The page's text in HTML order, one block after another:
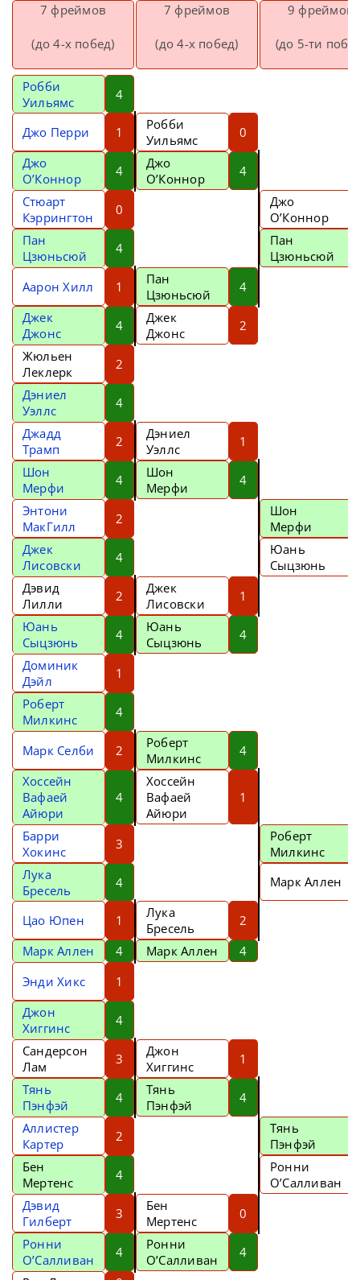
7 фреймов
(до 4-х побед)
7 фреймов
(до 4-х побед)
9 фреймов
(до 5-ти
Робби
Уильямс
4
Джо Перри 1
Робби
Уильямс
0
Джо
О’Коннор
4
Джо
О’Коннор
4
Стюарт
Кэррингтон
0
Джо
О’Коннор
Пан
Цзюньсюй
4
Пан
Цзюньсюй
Аарон Хилл
1
Пан
Цзюньсюй
4
Джек
Джонс
4
Джек
Джонс
2
Жюльен
Леклерк
2
Дэниел
Уэллс
4
Джадд
Трамп
2
Дэниел
Уэллс
1
Шон
Мерфи
4
Шон
Мерфи
4
Энтони
МакГилл
2
Шон
Мерфи
Джек
Лисовски
4
Юань
Сыцзюнь
Дэвид
Лилли
2
Джек
Лисовски
1
Юань
Сыцзюнь
4
Юань
Сыцзюнь
4
Доминик
Дэйл
1
Роберт
Милкинс
4
Марк Селби 2
Роберт
Милкинс
4
Хоссейн
Вафаей
Айюри
4
Хоссейн
Вафаей
Айюри
1
Барри
Хокинс
3
Роберт
Милкинс
Лука
Бресель
4 Марк Аллен
Цао Юпен 1
Лука
Бресель
2
Марк Аллен
4 Марк Аллен
4
Энди Хикс
1
Джон
Хиггинс
4
Сандерсон
Лам
3
Джон
Хиггинс
1
Тянь
Пэнфэй
4
Тянь
Пэнфэй
4
Аллистер
Картер
2
Тянь
Пэнфэй
Бен
Мертенс
4
Ронни
О’Салливан
Дэвид
Гилберт
3
Бен
Мертенс
0
Ронни
О’Салливан
4
Ронни
О’Салливан
4